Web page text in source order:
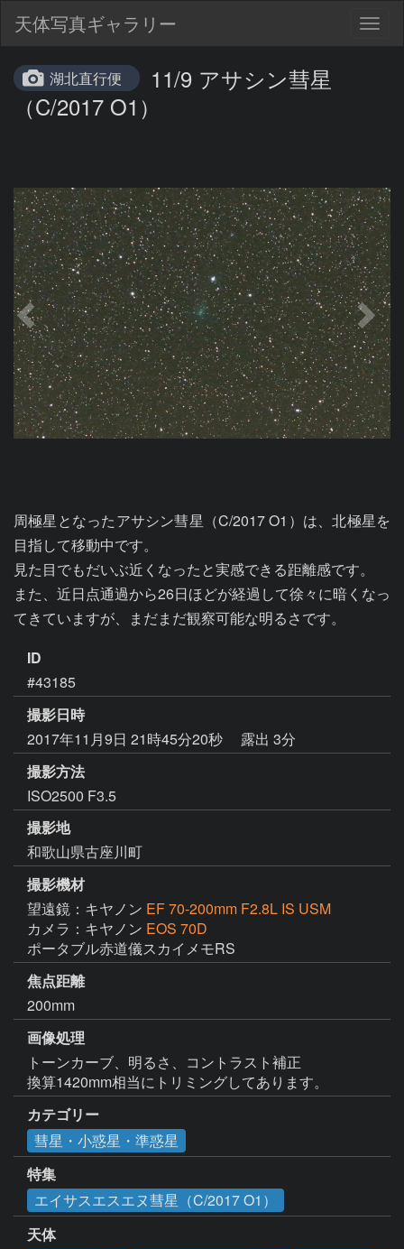
天体写真ギャラリー
湖北直行便
11/9 アサシン彗星
（C/2017 O1）
周極星となったアサシン彗星（C/2017 O1）は、北極星を
目指して移動中です。
見た目でもだいぶ近くなったと実感できる距離感です。
また、近日点通過から26日ほどが経過して徐々に暗くなっ
てきていますが、まだまだ観察可能な明るさです。
ID
#43185
撮影日時
2017年11月9日 21時45分20秒
露出 3分
撮影方法
ISO2500 F3.5
撮影地
和歌山県古座川町
撮影機材
望遠鏡：キヤノン EF 70-200mm F2.8L IS USM
カメラ：キヤノン EOS 70D
ポータブル赤道儀スカイメモRS
焦点距離
200mm
画像処理
トーンカーブ、明るさ、コントラスト補正
換算1420mm相当にトリミングしてあります。
カテゴリー
彗星・小惑星・準惑星
特集
エイサスエスエヌ彗星（C/2017 O1）
天体